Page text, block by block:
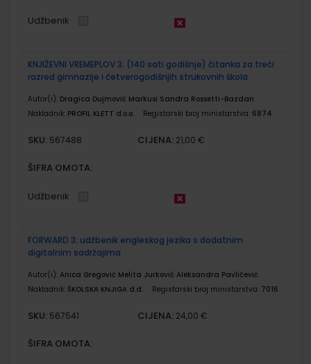
Udžbenik
KNJIŽEVNI VREMEPLOV 3; (140 sati godišnje) čitanka za treći
razred gimnazije i četverogodišnjih strukovnih škola
Autor(i): Dragica Dujmović Markusi Sandra Rossetti-Bazdan
Nakladnik: PROFIL KLETT d.o.o. Registarski broj ministarstva: 6874
SKU: 567488 CIJENA: 21,00 €
ŠIFRA OMOTA:
Udžbenik
FORWARD 3; udžbenik engleskog jezika s dodatnim
digitalnim sadržajima
Autor(i): Anica Gregović Melita Jurković Aleksandra Pavličević
Nakladnik: ŠKOLSKA KNJIGA d.d. Registarski broj ministarstva: 7016
SKU: 567541 CIJENA: 24,00 €
ŠIFRA OMOTA: